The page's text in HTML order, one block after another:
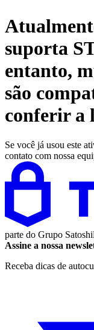
suporta
entanto,
são
conferir a
Se você já usou este
contato com nossa
parte do Grupo
Assine a nossa
Receba dicas de